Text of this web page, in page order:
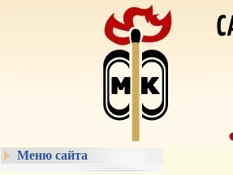
Меню сайта